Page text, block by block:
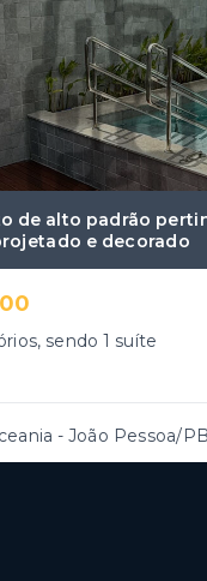
de alto padrão
e decorado
sendo 1 suíte
- João Pessoa/PB